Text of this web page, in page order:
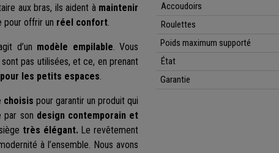
aux bras, ils aident à maintenir
pour offrir un réel confort.
d’un modèle empilable. Vous
pas utilisées, et ce, en prenant
les petits espaces.
choisis pour garantir un produit qui
par son design contemporain et
très élégant. Le revêtement
à l’ensemble. Nous avons
Accoudoirs
Roulettes
Poids maximum supporté
État
Garantie